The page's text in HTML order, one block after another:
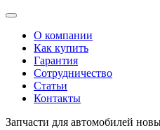
О компании
Как купить
Гарантия
Сотрудничество
Статьи
Контакты
Запчасти для автомобилей